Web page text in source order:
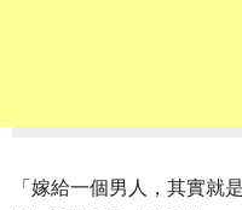
「嫁給一個男人，其實就